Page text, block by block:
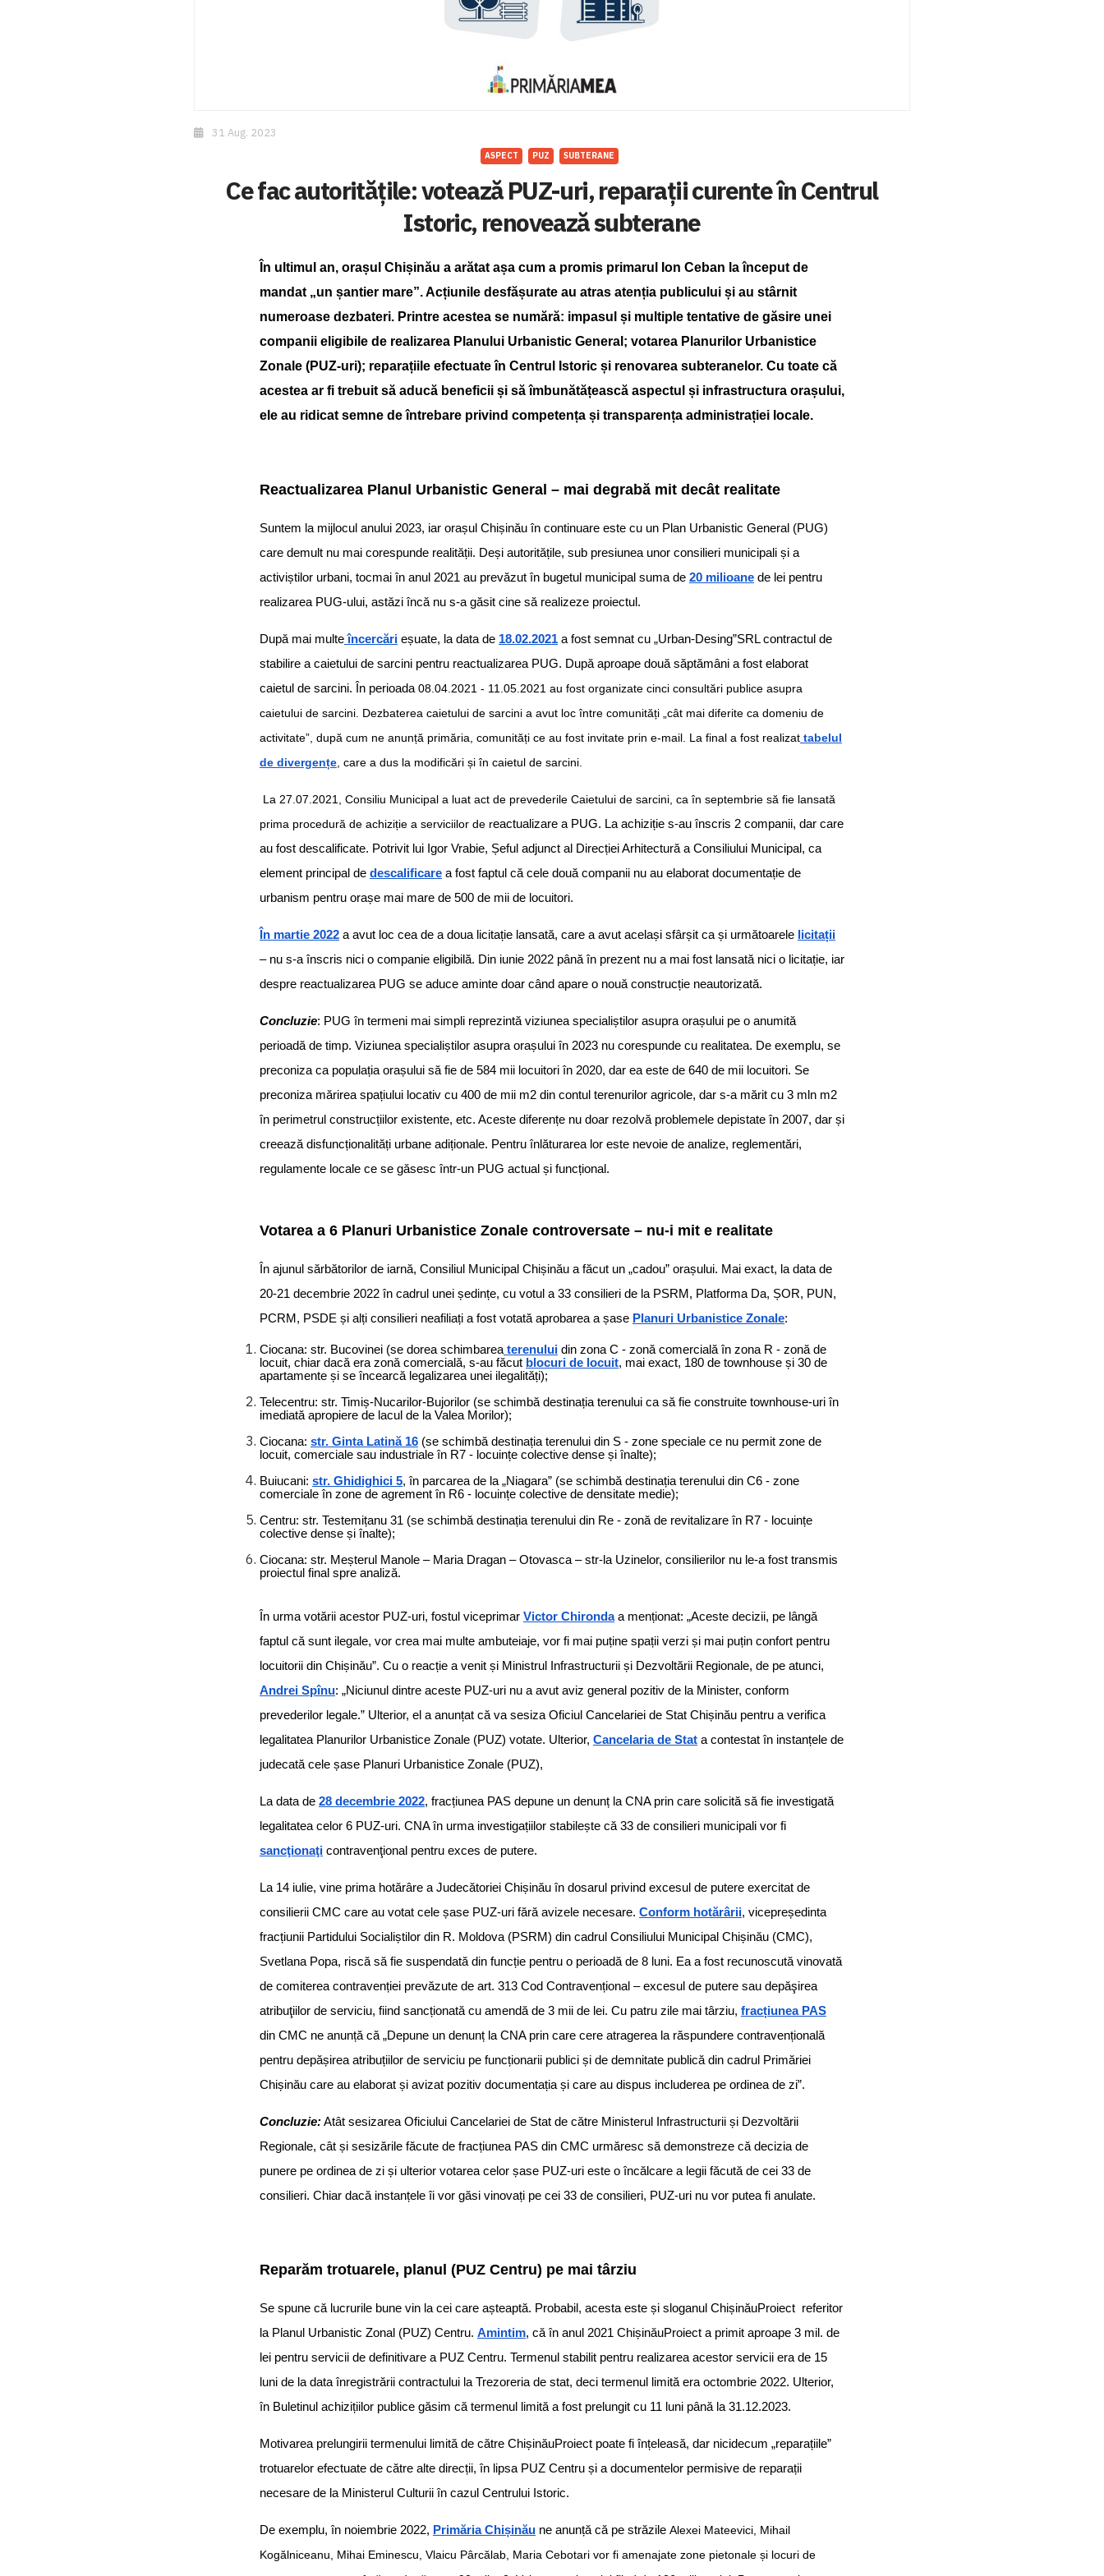
31 Aug. 2023
ASPECT PUZ SUBTERANE
Ce fac autoritățile: votează PUZ-uri, reparații curente în Centrul
Istoric, renovează subterane
În ultimul an, orașul Chișinău a arătat așa cum a promis primarul Ion Ceban la început de
mandat „un șantier mare”. Acțiunile desfășurate au atras atenția publicului și au stârnit
numeroase dezbateri. Printre acestea se numără: impasul și multiple tentative de găsire unei
companii eligibile de realizarea Planului Urbanistic General; votarea Planurilor Urbanistice
Zonale (PUZ-uri); reparațiile efectuate în Centrul Istoric și renovarea subteranelor. Cu toate că
acestea ar fi trebuit să aducă beneficii și să îmbunătățească aspectul și infrastructura orașului,
ele au ridicat semne de întrebare privind competența și transparența administrației locale.
Reactualizarea Planul Urbanistic General – mai degrabă mit decât realitate
Suntem la mijlocul anului 2023, iar orașul Chișinău în continuare este cu un Plan Urbanistic General (PUG)
care demult nu mai corespunde realității. Deși autoritățile, sub presiunea unor consilieri municipali și a
activiștilor urbani, tocmai în anul 2021 au prevăzut în bugetul municipal suma de 20 milioane de lei pentru
realizarea PUG-ului, astăzi încă nu s-a găsit cine să realizeze proiectul.
După mai multeîncercări eșuate, la data de 18.02.2021 a fost semnat cu „Urban-Desing”SRL contractul de
stabilire a caietului de sarcini pentru reactualizarea PUG. După aproape două săptămâni a fost elaborat
caietul de sarcini. În perioada 08.04.2021 - 11.05.2021 au fost organizate cinci consultări publice asupra
caietului de sarcini. Dezbaterea caietului de sarcini a avut loc între comunități „cât mai diferite ca domeniu de
activitate”, după cum ne anunță primăria, comunități ce au fost invitate prin e-mail. La final a fost realizat tabelul
de divergențe , care a dus la modificări și în caietul de sarcini.
La 27.07.2021, Consiliu Municipal a luat act de prevederile Caietului de sarcini, ca în septembrie să fie lansată
prima procedură de achiziție a serviciilor de reactualizare a PUG. La achiziție s-au înscris 2 companii, dar care
au fost descalificate. Potrivit lui Igor Vrabie, Șeful adjunct al Direcției Arhitectură a Consiliului Municipal, ca
element principal de descalificare a fost faptul că cele două companii nu au elaborat documentație de
urbanism pentru orașe mai mare de 500 de mii de locuitori.
În martie 2022 a avut loc cea de a doua licitație lansată, care a avut același sfârșit ca și următoarele licitații
– nu s-a înscris nici o companie eligibilă. Din iunie 2022 până în prezent nu a mai fost lansată nici o licitație, iar
despre reactualizarea PUG se aduce aminte doar când apare o nouă construcție neautorizată.
Concluzie: PUG în termeni mai simpli reprezintă viziunea specialiștilor asupra orașului pe o anumită
perioadă de timp. Viziunea specialiștilor asupra orașului în 2023 nu corespunde cu realitatea. De exemplu, se
preconiza ca populația orașului să fie de 584 mii locuitori în 2020, dar ea este de 640 de mii locuitori. Se
preconiza mărirea spațiului locativ cu 400 de mii m2 din contul terenurilor agricole, dar s-a mărit cu 3 mln m2
în perimetrul construcțiilor existente, etc. Aceste diferențe nu doar rezolvă problemele depistate în 2007, dar și
creează disfuncționalități urbane adiționale. Pentru înlăturarea lor este nevoie de analize, reglementări,
regulamente locale ce se găsesc într-un PUG actual și funcțional.
Votarea a 6 Planuri Urbanistice Zonale controversate – nu-i mit e realitate
În ajunul sărbătorilor de iarnă, Consiliul Municipal Chișinău a făcut un „cadou” orașului. Mai exact, la data de
20-21 decembrie 2022 în cadrul unei ședințe, cu votul a 33 consilieri de la PSRM, Platforma Da, ȘOR, PUN,
PCRM, PSDE și alți consilieri neafiliați a fost votată aprobarea a șase Planuri Urbanistice Zonale:
Ciocana: str. Bucovinei (se dorea schimbarea terenului din zona C - zonă comercială în zona R - zonă de
locuit, chiar dacă era zonă comercială, s-au făcut blocuri de locuit, mai exact, 180 de townhouse și 30 de
apartamente și se încearcă legalizarea unei ilegalități);
Telecentru: str. Timiș-Nucarilor-Bujorilor (se schimbă destinația terenului ca să fie construite townhouse-uri în
imediată apropiere de lacul de la Valea Morilor);
Ciocana: str. Ginta Latină 16 (se schimbă destinația terenului din S - zone speciale ce nu permit zone de
locuit, comerciale sau industriale în R7 - locuințe colective dense și înalte);
Buiucani: str. Ghidighici 5, în parcarea de la „Niagara” (se schimbă destinația terenului din C6 - zone
comerciale în zone de agrement în R6 - locuințe colective de densitate medie);
Centru: str. Testemițanu 31 (se schimbă destinația terenului din Re - zonă de revitalizare în R7 - locuințe
colective dense și înalte);
Ciocana: str. Meșterul Manole – Maria Dragan – Otovasca – str-la Uzinelor, consilierilor nu le-a fost transmis
proiectul final spre analiză.
În urma votării acestor PUZ-uri, fostul viceprimar Victor Chirondaa menționat: „Aceste decizii, pe lângă
faptul că sunt ilegale, vor crea mai multe ambuteiaje, vor fi mai puține spații verzi și mai puțin confort pentru
locuitorii din Chișinău”. Cu o reacție a venit și Ministrul Infrastructurii și Dezvoltării Regionale, de pe atunci,
Andrei Spînu: „Niciunul dintre aceste PUZ-uri nu a avut aviz general pozitiv de la Minister, conform
prevederilor legale.” Ulterior, el a anunțat că va sesiza Oficiul Cancelariei de Stat Chișinău pentru a verifica
legalitatea Planurilor Urbanistice Zonale (PUZ) votate. Ulterior, Cancelaria de Stat a contestat în instanțele de
judecată cele șase Planuri Urbanistice Zonale (PUZ),
La data de 28 decembrie 2022, fracțiunea PAS depune un denunț la CNA prin care solicită să fie investigată
legalitatea celor 6 PUZ-uri. CNA în urma investigațiilor stabilește că 33 de consilieri municipali vor fi
sancţionaţi contravenţional pentru exces de putere.
La 14 iulie, vine prima hotărâre a Judecătoriei Chișinău în dosarul privind excesul de putere exercitat de
consilierii CMC care au votat cele șase PUZ-uri fără avizele necesare. Conform hotărârii, vicepreședinta
fracțiunii Partidului Socialiștilor din R. Moldova (PSRM) din cadrul Consiliului Municipal Chișinău (CMC),
Svetlana Popa, riscă să fie suspendată din funcție pentru o perioadă de 8 luni. Ea a fost recunoscută vinovată
de comiterea contravenției prevăzute de art. 313 Cod Contravențional – excesul de putere sau depăşirea
atribuţiilor de serviciu, fiind sancționată cu amendă de 3 mii de lei. Cu patru zile mai târziu, fracțiunea PAS
din CMC ne anunță că „Depune un denunț la CNA prin care cere atragerea la răspundere contravențională
pentru depășirea atribuțiilor de serviciu pe funcționarii publici și de demnitate publică din cadrul Primăriei
Chișinău care au elaborat și avizat pozitiv documentația și care au dispus includerea pe ordinea de zi”.
Concluzie:Atât sesizarea Oficiului Cancelariei de Stat de către Ministerul Infrastructurii și Dezvoltării
Regionale, cât și sesizările făcute de fracțiunea PAS din CMC urmăresc să demonstreze că decizia de
punere pe ordinea de zi și ulterior votarea celor șase PUZ-uri este o încălcare a legii făcută de cei 33 de
consilieri. Chiar dacă instanțele îi vor găsi vinovați pe cei 33 de consilieri, PUZ-uri nu vor putea fi anulate.
Reparăm trotuarele, planul (PUZ Centru) pe mai târziu
Se spune că lucrurile bune vin la cei care așteaptă. Probabil, acesta este și sloganul ChișinăuProiect referitor
la Planul Urbanistic Zonal (PUZ) Centru. Amintim, că în anul 2021 ChișinăuProiect a primit aproape 3 mil. de
lei pentru servicii de definitivare a PUZ Centru. Termenul stabilit pentru realizarea acestor servicii era de 15
luni de la data înregistrării contractului la Trezoreria de stat, deci termenul limită era octombrie 2022. Ulterior,
în Buletinul achizițiilor publice găsim că termenul limită a fost prelungit cu 11 luni până la 31.12.2023.
Motivarea prelungirii termenului limită de către ChișinăuProiect poate fi înțeleasă, dar nicidecum „reparațiile”
trotuarelor efectuate de către alte direcții, în lipsa PUZ Centru și a documentelor permisive de reparații
necesare de la Ministerul Culturii în cazul Centrului Istoric.
De exemplu, în noiembrie 2022, Primăria Chișinău ne anunță că pe străzile Alexei Mateevici, Mihail
Kogălniceanu, Mihai Eminescu, Vlaicu Pârcălab, Maria Cebotari vor fi amenajate zone pietonale și locuri de